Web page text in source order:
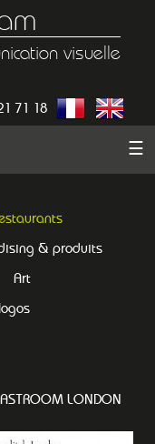
visuelle
71 18
☰
& produits
Art
LONDON